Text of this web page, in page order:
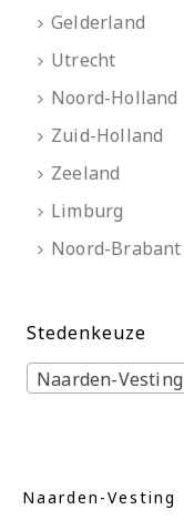
Naarden-Vesting
Gelderland
Utrecht
Noord-Holland
Zuid-Holland
Zeeland
Limburg
Noord-Brabant
Stedenkeuze
Naarden-